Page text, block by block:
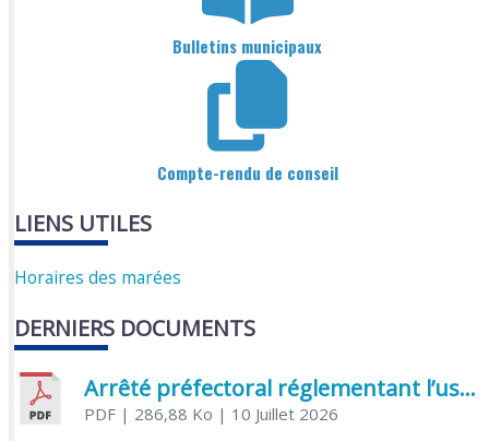
Bulletins municipaux
Compte-rendu de conseil
LIENS UTILES
Horaires des marées
DERNIERS DOCUMENTS
Arrêté préfectoral réglementant l’usage de l’eau
PDF| 286,88 Ko | 10 Juillet 2026